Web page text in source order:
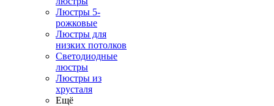
Люстры 5-
рожковые
Люстры для
низких потолков
Cветодиодные
люстры
Люстры из
хрусталя
Ещё